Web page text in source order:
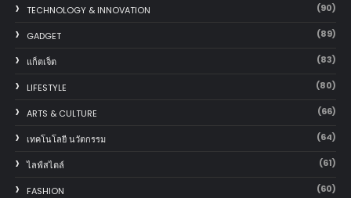
TECHNOLOGY & INNOVATION (90)
GADGET (89)
แก็ตเจ็ต (83)
LIFESTYLE (80)
ARTS & CULTURE (66)
เทคโนโลยี นวัตกรรม (64)
ไลฟ์สไตล์ (61)
FASHION (60)